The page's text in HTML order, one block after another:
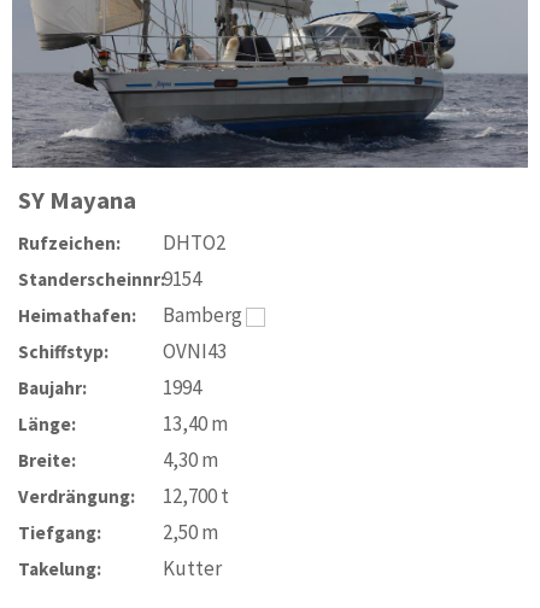
SY Mayana
Rufzeichen: DHTO2
Standerscheinnr:9154
Heimathafen: Bamberg
Schiffstyp: OVNI43
Baujahr: 1994
Länge: 13,40m
Breite: 4,30m
Verdrängung: 12,700t
Tiefgang: 2,50m
Takelung: Kutter